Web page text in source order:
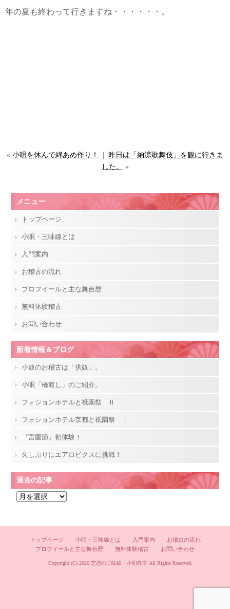
年の夏も終わって行きますね・・・・・・。
« 小唄を休んで綿あめ作り！
昨日は「納涼歌舞伎」を観に行きま
した。
»
メニュー
トップページ
小唄・三味線とは
入門案内
お稽古の流れ
プロフイールと主な舞台歴
無料体験稽古
お問い合わせ
新着情報＆ブログ
小鼓のお稽古は「供奴」。
小唄「橋渡し」のご紹介。
フォションホテルと祇園祭 Ⅱ
フォションホテル京都と祇園祭 Ⅰ
『宮薗節』初体験！
久しぶりにエアロビクスに挑戦！
過去の記事
トップページ 小唄・三味線とは 入門案内
お稽古の流れ
プロフイールと主な舞台歴
無料体験稽古 お問い合わせ
Copyright (C) 2026 芝恋の三味線・小唄教室All Rights Reserved.